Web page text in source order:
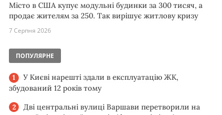
Місто в США купує модульні будинки за 300 тисяч, а
продає жителям за 250. Так вирішує житлову кризу
7 Серпня 2026
ПОПУЛЯРНЕ
У Києві нарешті здали в експлуатацію ЖК,
збудований 12 років тому
Дві центральні вулиці Варшави перетворили на